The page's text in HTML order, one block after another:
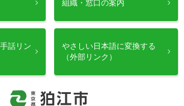
組織・窓口の案内
話リン
やさしい日本語に変換する
（外部リンク）